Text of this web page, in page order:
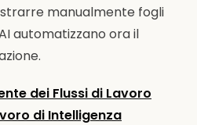
manualmente fogli
automatizzano ora il
dei Flussi di Lavoro
di Intelligenza